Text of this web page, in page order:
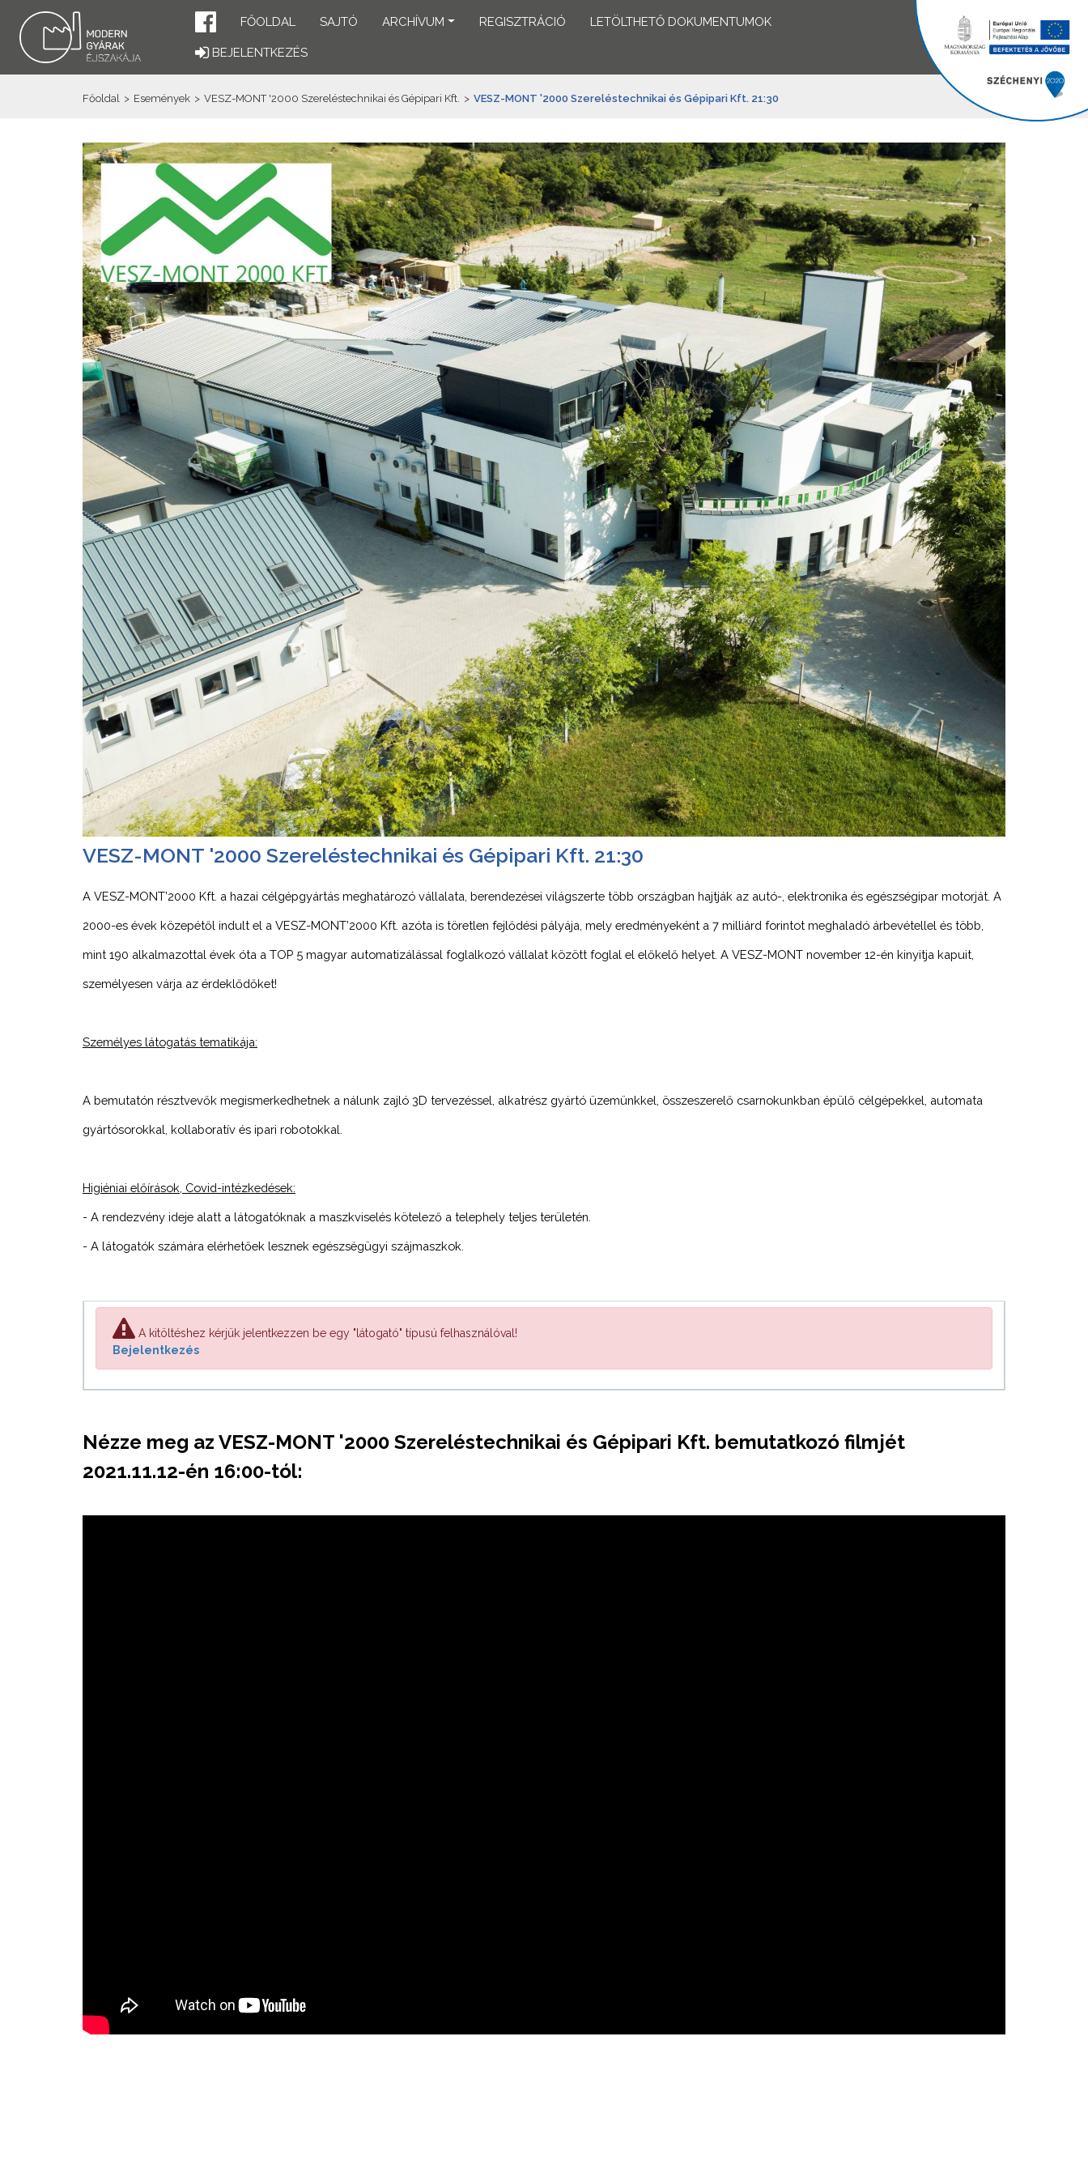
FŐOLDAL SAJTÓ ARCHÍVUM REGISZTRÁCIÓ LETÖLTHETŐ DOKUMENTUMOK
BEJELENTKEZÉS
Főoldal > Események > VESZ-MONT '2000 Szereléstechnikai és Gépipari Kft. > VESZ-MONT '2000 Szereléstechnikai és Gépipari Kft. 21:30
VESZ-MONT '2000 Szereléstechnikai és Gépipari Kft. 21:30
A VESZ-MONT’2000 Kft. a hazai célgépgyártás meghatározó vállalata, berendezései világszerte több országban hajtják az autó-, elektronika és egészségipar motorját. A
2000-es évek közepétől indult el a VESZ-MONT’2000 Kft. azóta is töretlen fejlődési pályája, mely eredményeként a 7 milliárd forintot meghaladó árbevétellel és több,
mint 190 alkalmazottal évek óta a TOP 5 magyar automatizálással foglalkozó vállalat között foglal el előkelő helyet. A VESZ-MONT november 12-én kinyitja kapuit,
személyesen várja az érdeklődőket!
Személyes látogatás tematikája:
A bemutatón résztvevők megismerkedhetnek a nálunk zajló 3D tervezéssel, alkatrész gyártó üzemünkkel, összeszerelő csarnokunkban épülő célgépekkel, automata
gyártósorokkal, kollaboratív és ipari robotokkal.
Higiéniai előírások, Covid-intézkedések:
- A rendezvény ideje alatt a látogatóknak a maszkviselés kötelező a telephely teljes területén.
- A látogatók számára elérhetőek lesznek egészségügyi szájmaszkok.
A kitöltéshez kérjük jelentkezzen be egy "látogató" típusú felhasználóval!
Bejelentkezés
Nézze meg az VESZ-MONT '2000 Szereléstechnikai és Gépipari Kft. bemutatkozó filmjét
2021.11.12-én 16:00-tól: